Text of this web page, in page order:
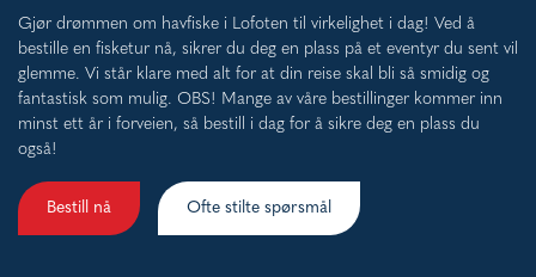
Gjør drømmen om havfiske i Lofoten til virkelighet i dag! Ved å
bestille en fisketur nå, sikrer du deg en plass på et eventyr du sent vil
glemme. Vi står klare med alt for at din reise skal bli så smidig og
fantastisk som mulig. OBS! Mange av våre bestillinger kommer inn
minst ett år i forveien, så bestill i dag for å sikre deg en plass du
også!
Bestill nå Ofte stilte spørsmål